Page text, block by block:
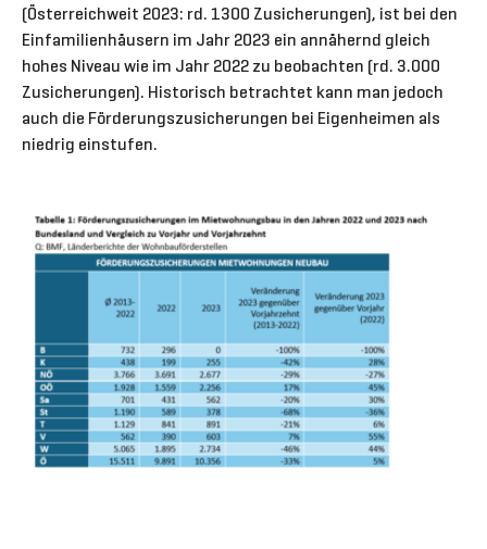
(Österreichweit 2023: rd. 1300 Zusicherungen), ist bei den
Einfamilienhäusern im Jahr 2023 ein annähernd gleich
hohes Niveau wie im Jahr 2022 zu beobachten (rd. 3.000
Zusicherungen). Historisch betrachtet kann man jedoch
auch die Förderungszusicherungen bei Eigenheimen als
niedrig einstufen.